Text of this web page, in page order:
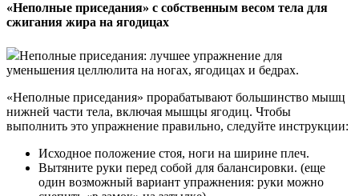
«Неполные приседания» с собственным весом тела для
сжигания жира на ягодицах
Неполные приседания: лучшее упражнение для
уменьшения целлюлита на ногах, ягодицах и бедрах.
«Неполные приседания» прорабатывают большинство мышц
нижней части тела, включая мышцы ягодиц. Чтобы
выполнить это упражнение правильно, следуйте инструкции:
Исходное положение стоя, ноги на ширине плеч.
Вытяните руки перед собой для балансировки. (еще
один возможный вариант упражнения: руки можно